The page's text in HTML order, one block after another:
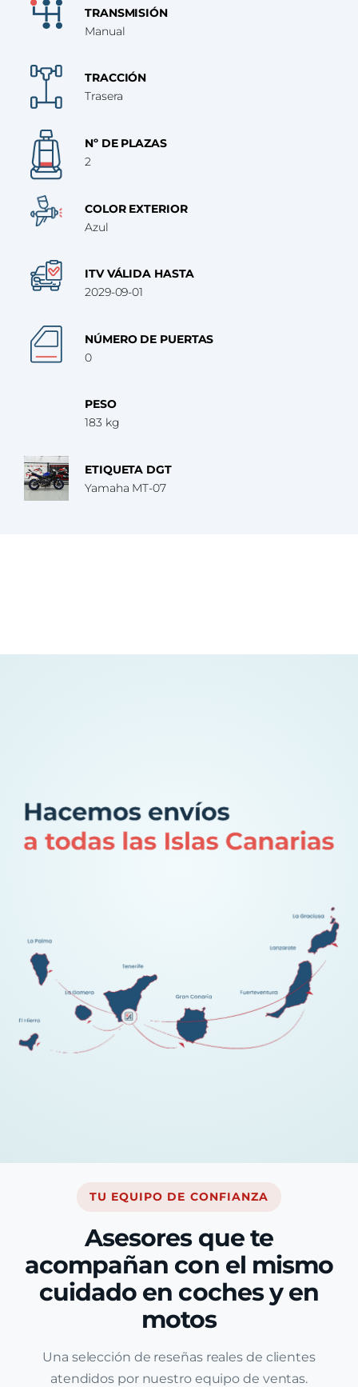
TRANSMISIÓN
Manual
TRACCIÓN
Trasera
Nº DE PLAZAS
2
COLOR EXTERIOR
Azul
ITV VÁLIDA HASTA
2029-09-01
NÚMERO DE PUERTAS
0
PESO
183 kg
ETIQUETA DGT
Yamaha MT-07
TU EQUIPO DE CONFIANZA
Asesores que te
acompañan con el mismo
cuidado en coches y en
motos
Una selección de reseñas reales de clientes
atendidos por nuestro equipo de ventas.